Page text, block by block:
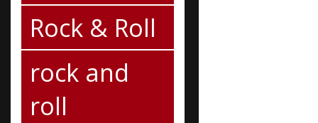
Rock & Roll
rock and
roll